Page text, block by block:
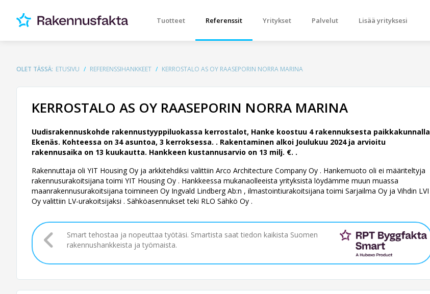
Tuotteet Referenssit Yritykset Palvelut Lisää yrityksesi
OLET TÄSSÄ: ETUSIVU REFERENSSIHANKKEET KERROSTALO AS OY RAASEPORIN NORRA MARINA
KERROSTALO AS OY RAASEPORIN NORRA MARINA
Uudisrakennuskohde rakennustyyppiluokassa kerrostalot, Hanke koostuu 4 rakennuksesta paikkakunnalla
Ekenäs. Kohteessa on 34 asuntoa, 3 kerroksessa. . Rakentaminen alkoi Joulukuu 2024 ja arvioitu
rakennusaika on 13 kuukautta. Hankkeen kustannusarvio on 13 milj. €. .
Rakennuttaja oli YIT Housing Oy ja arkkitehdiksi valittiin Arco Architecture Company Oy . Hankemuoto oli ei määriteltyja
rakennusurakoitsijana toimi YIT Housing Oy . Hankkeessa mukanaolleeista yrityksistä löydämme muun muassa
maanrakennusurakoitsijana toimineen Oy Ingvald Lindberg Ab:n , ilmastointiurakoitsijana toimi Sarjailma Oy ja Vihdin LVI
Oy valittiin LV-urakoitsijaksi . Sähköasennukset teki RLO Sähkö Oy .
Smart tehostaa ja nopeuttaa työtäsi. Smartista saat tiedon kaikista Suomen
rakennushankkeista ja työmaista.